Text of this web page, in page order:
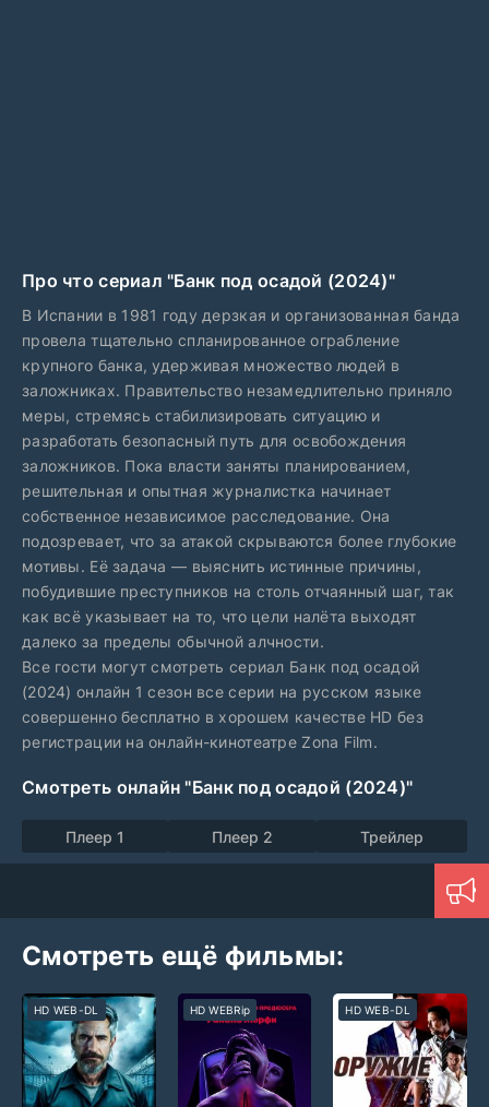
Про что сериал "Банк под осадой (2024)"
В Испании в 1981 году дерзкая и организованная банда
провела тщательно спланированное ограбление
крупного банка, удерживая множество людей в
заложниках. Правительство незамедлительно приняло
меры, стремясь стабилизировать ситуацию и
разработать безопасный путь для освобождения
заложников. Пока власти заняты планированием,
решительная и опытная журналистка начинает
собственное независимое расследование. Она
подозревает, что за атакой скрываются более глубокие
мотивы. Её задача — выяснить истинные причины,
побудившие преступников на столь отчаянный шаг, так
как всё указывает на то, что цели налёта выходят
далеко за пределы обычной алчности.
Все гости могут смотреть сериал Банк под осадой
(2024) онлайн 1 сезон все серии на русском языке
совершенно бесплатно в хорошем качестве HD без
регистрации на онлайн-кинотеатре Zona Film.
Смотреть онлайн "Банк под осадой (2024)"
Плеер 1 Плеер 2 Трейлер
Смотреть ещё фильмы:
HD WEB-DL HD WEBRip HD WEB-DL